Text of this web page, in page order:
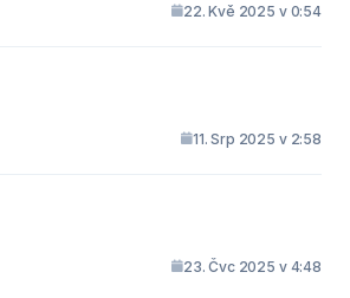
22. Kvě 2025 v 0:54
11. Srp 2025 v 2:58
23. Čvc 2025 v 4:48